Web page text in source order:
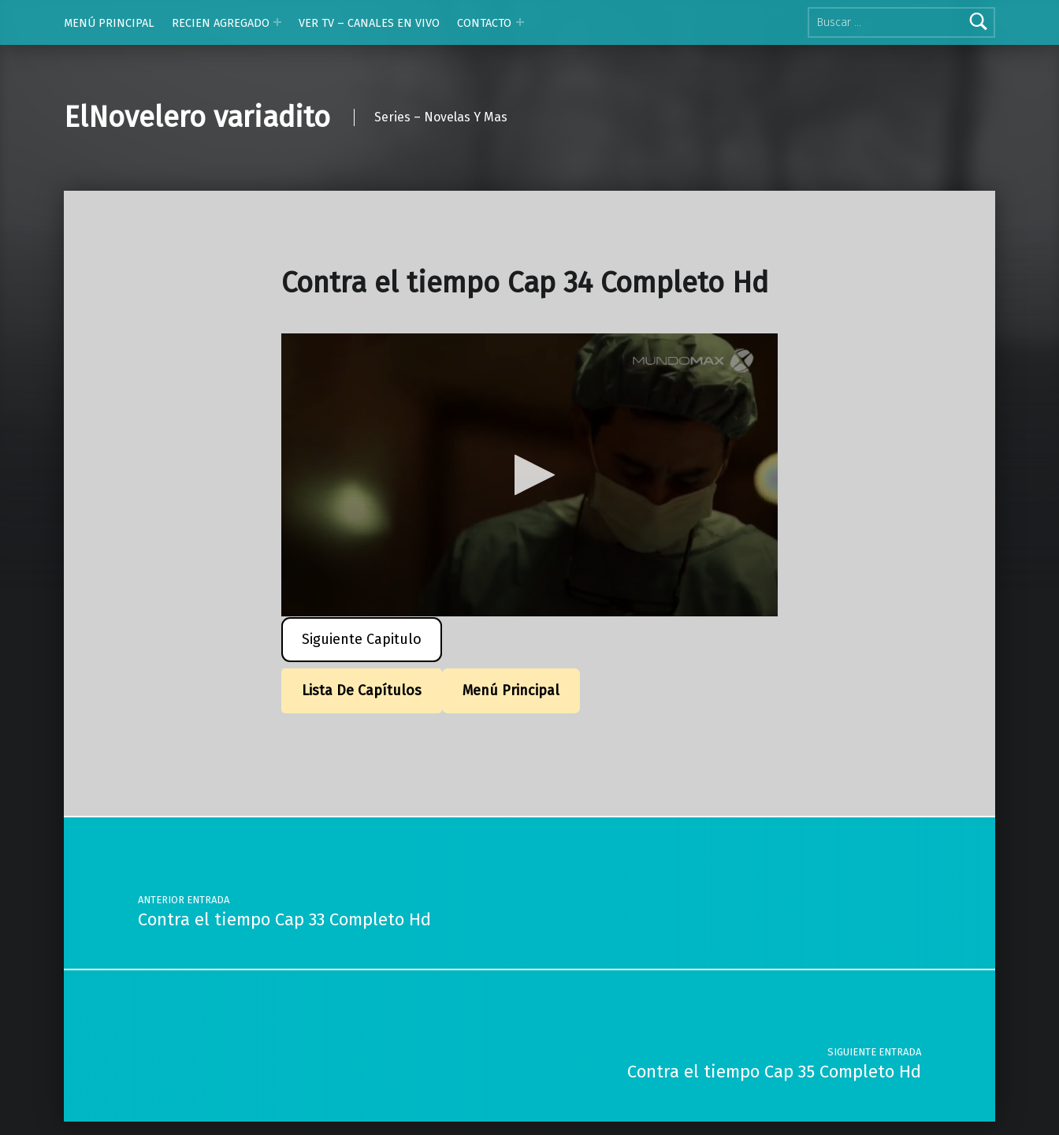
Buscar:
MENÚ PRINCIPAL
RECIEN AGREGADO VER TV – CANALES EN VIVO CONTACTO
ElNovelero variadito Series – Novelas Y Mas
Contra el tiempo Cap 34 Completo Hd
Siguiente Capitulo
Lista De Capítulos Menú Principal
Navegación de entradas
ANTERIOR ENTRADA
Contra el tiempo Cap 33 Completo Hd
SIGUIENTE ENTRADA
Contra el tiempo Cap 35 Completo Hd